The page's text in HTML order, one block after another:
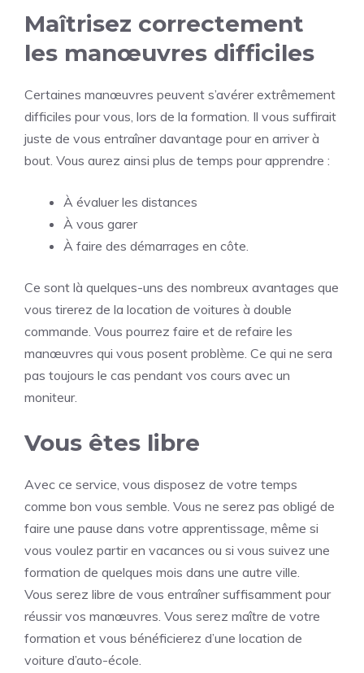
Maîtrisez correctement
les manœuvres difficiles
Certaines manœuvres peuvent s’avérer extrêmement
difficiles pour vous, lors de la formation. Il vous suffirait
juste de vous entraîner davantage pour en arriver à
bout. Vous aurez ainsi plus de temps pour apprendre :
À évaluer les distances
À vous garer
À faire des démarrages en côte.
Ce sont là quelques-uns des nombreux avantages que
vous tirerez de la location de voitures à double
commande. Vous pourrez faire et de refaire les
manœuvres qui vous posent problème. Ce qui ne sera
pas toujours le cas pendant vos cours avec un
moniteur.
Vous êtes libre
Avec ce service, vous disposez de votre temps
comme bon vous semble. Vous ne serez pas obligé de
faire une pause dans votre apprentissage, même si
vous voulez partir en vacances ou si vous suivez une
formation de quelques mois dans une autre ville.
Vous serez libre de vous entraîner suffisamment pour
réussir vos manœuvres. Vous serez maître de votre
formation et vous bénéficierez d’une location de
voiture d’auto-école.